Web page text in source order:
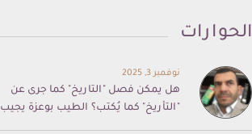
الحوارات
نوفمبر 3, 2025
هل يمكن فصل "التاريخ" كما جرى عن
"التأريخ" كما يُكتب؟ الطيب بوعزة يجيب